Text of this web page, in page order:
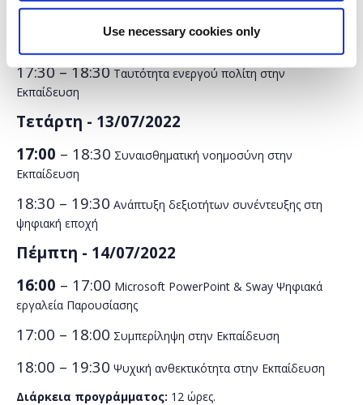
Use necessary cookies only
16:30 – 17:30Microsoft Forms: Ψηφιακά εργαλεία για
17:30 – 18:30Ταυτότητα ενεργού πολίτη στην
Εκπαίδευση
Τετάρτη - 13/07/2022
17:00 – 18:30 Συναισθηματική νοημοσύνη στην
Εκπαίδευση
18:30 – 19:30 Ανάπτυξη δεξιοτήτων συνέντευξης στη
ψηφιακή εποχή
Πέμπτη - 14/07/2022
16:00 – 17:00 Microsoft PowerPoint & Sway Ψηφιακά
εργαλεία Παρουσίασης
17:00 – 18:00 Συμπερίληψη στην Εκπαίδευση
18:00 – 19:30 Ψυχική ανθεκτικότητα στην Εκπαίδευση
Διάρκεια προγράμματος: 12 ώρες.